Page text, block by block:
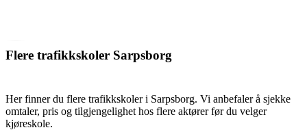
Flere trafikkskoler Sarpsborg
Her finner du flere trafikkskoler i Sarpsborg. Vi anbefaler å sjekke
omtaler, pris og tilgjengelighet hos flere aktører før du velger
kjøreskole.